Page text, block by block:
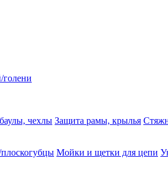
голени
чехлы Защита рамы, крылья
Мойки и щетки для цепи